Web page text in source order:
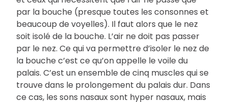
par la bouche (presque toutes les consonnes et
beaucoup de voyelles). Il faut alors que le nez
soit isolé de la bouche. L’air ne doit pas passer
par le nez. Ce qui va permettre d’isoler le nez de
la bouche c’est ce qu’on appelle le voile du
palais. C’est un ensemble de cinq muscles qui se
trouve dans le prolongement du palais dur. Dans
ce cas, les sons nasaux sont hyper nasaux, mais